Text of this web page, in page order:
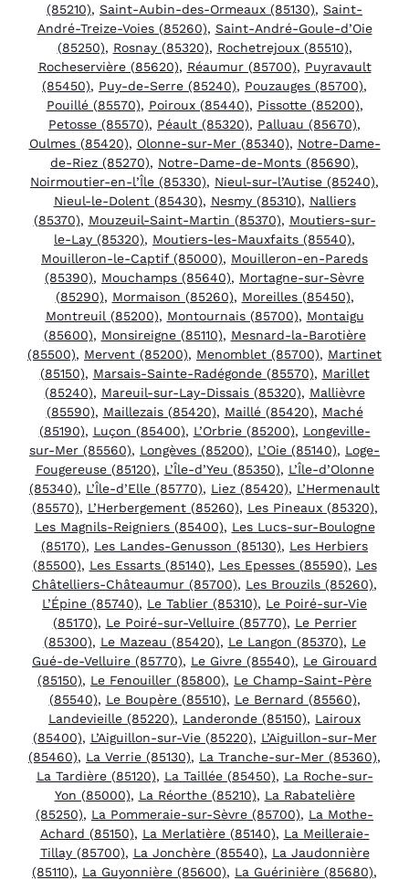
(85210), Saint-Aubin-des-Ormeaux (85130), Saint-
André-Treize-Voies (85260), Saint-André-Goule-d’Oie
(85250), Rosnay (85320), Rochetrejoux (85510),
Rocheservière (85620), Réaumur (85700), Puyravault
(85450), Puy-de-Serre (85240), Pouzauges (85700),
Pouillé (85570), Poiroux (85440), Pissotte (85200),
Petosse (85570), Péault (85320), Palluau (85670),
Oulmes (85420), Olonne-sur-Mer (85340), Notre-Dame-
de-Riez (85270), Notre-Dame-de-Monts (85690),
Noirmoutier-en-l’Île (85330), Nieul-sur-l’Autise (85240),
Nieul-le-Dolent (85430), Nesmy (85310), Nalliers
(85370), Mouzeuil-Saint-Martin (85370), Moutiers-sur-
le-Lay (85320), Moutiers-les-Mauxfaits (85540),
Mouilleron-le-Captif (85000), Mouilleron-en-Pareds
(85390), Mouchamps (85640), Mortagne-sur-Sèvre
(85290), Mormaison (85260), Moreilles (85450),
Montreuil (85200), Montournais (85700), Montaigu
(85600), Monsireigne (85110), Mesnard-la-Barotière
(85500), Mervent (85200), Menomblet (85700), Martinet
(85150), Marsais-Sainte-Radégonde (85570), Marillet
(85240), Mareuil-sur-Lay-Dissais (85320), Mallièvre
(85590), Maillezais (85420), Maillé (85420), Maché
(85190), Luçon (85400), L’Orbrie (85200), Longeville-
sur-Mer (85560), Longèves (85200), L’Oie (85140), Loge-
Fougereuse (85120), L’Île-d’Yeu (85350), L’Île-d’Olonne
(85340), L’Île-d’Elle (85770), Liez (85420), L’Hermenault
(85570), L’Herbergement (85260), Les Pineaux (85320),
Les Magnils-Reigniers (85400), Les Lucs-sur-Boulogne
(85170), Les Landes-Genusson (85130), Les Herbiers
(85500), Les Essarts (85140), Les Epesses (85590), Les
Châtelliers-Châteaumur (85700), Les Brouzils (85260),
L’Épine (85740), Le Tablier (85310), Le Poiré-sur-Vie
(85170), Le Poiré-sur-Velluire (85770), Le Perrier
(85300), Le Mazeau (85420), Le Langon (85370), Le
Gué-de-Velluire (85770), Le Givre (85540), Le Girouard
(85150), Le Fenouiller (85800), Le Champ-Saint-Père
(85540), Le Boupère (85510), Le Bernard (85560),
Landevieille (85220), Landeronde (85150), Lairoux
(85400), L’Aiguillon-sur-Vie (85220), L’Aiguillon-sur-Mer
(85460), La Verrie (85130), La Tranche-sur-Mer (85360),
La Tardière (85120), La Taillée (85450), La Roche-sur-
Yon (85000), La Réorthe (85210), La Rabatelière
(85250), La Pommeraie-sur-Sèvre (85700), La Mothe-
Achard (85150), La Merlatière (85140), La Meilleraie-
Tillay (85700), La Jonchère (85540), La Jaudonnière
(85110), La Guyonnière (85600), La Guérinière (85680),